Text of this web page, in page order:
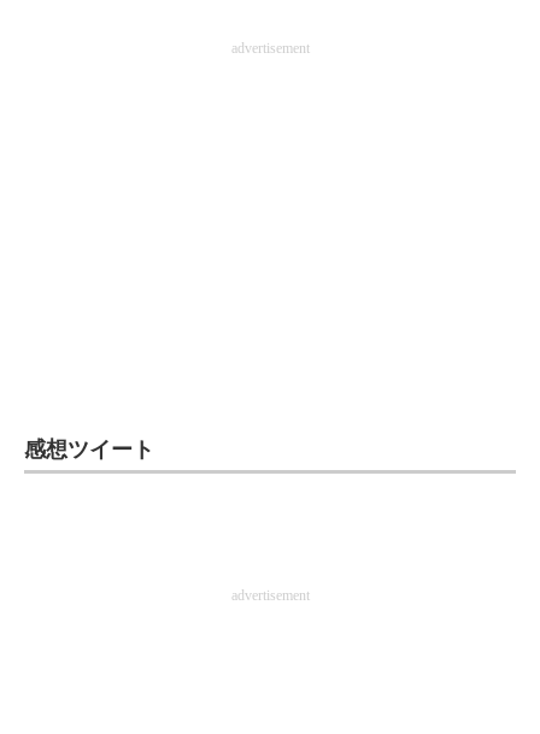
advertisement
感想ツイート
advertisement